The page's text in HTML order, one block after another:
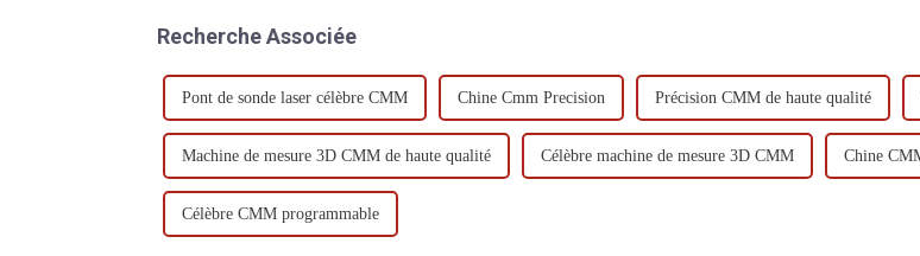
Recherche Associée
Pont de sonde laser célèbre CMM Chine Cmm Precision Précision CMM de haute qualité
Machine de mesure 3D CMM de haute qualité Célèbre machine de mesure 3D CMM Chine
Célèbre CMM programmable